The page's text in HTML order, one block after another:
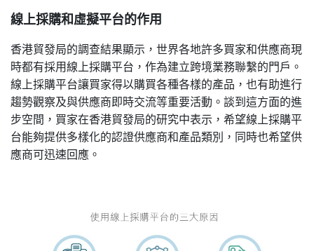
線上採購和虛擬平台的作用
香港貿發局的調查結果顯示，世界各地許多買家和供應商現
時都有採用線上採購平台，作為建立跨境業務聯繫的門戶。
線上採購平台讓買家得以購買各種各樣的產品，也有助進行
趨勢觀察及與供應商即時交流等重要活動。談到這方面的進
步空間，買家在香港貿發局的研究中表示，希望線上採購平
台能夠提供多樣化的認證供應商和產品類別，同時也希望供
應商可迅速回應。